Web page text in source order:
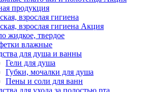
продукция
взрослая гигиена
взрослая гигиена Акция
жидкое, твердое
влажные
для душа и ванны
Гели для душа
Губки, мочалки для душа
Пены и соли для ванн
для ухода за полостью рта